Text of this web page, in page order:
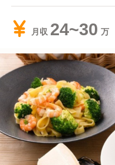
月収 24~30